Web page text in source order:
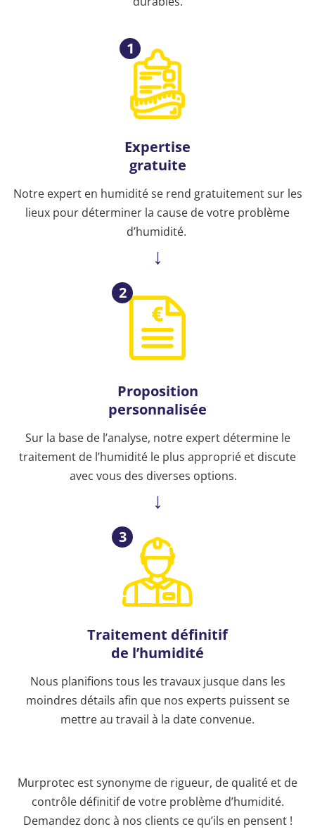
1
Expertise
gratuite
Notre expert en humidité se rend gratuitement sur les
lieux pour déterminer la cause de votre problème
d’humidité.
2
Proposition
personnalisée
Sur la base de l’analyse, notre expert détermine le
traitement de l’humidité le plus approprié et discute
avec vous des diverses options.
3
Traitement définitif
de l’humidité
Nous planifions tous les travaux jusque dans les
moindres détails afin que nos experts puissent se
mettre au travail à la date convenue.
Murprotec est synonyme de rigueur, de qualité et de
contrôle définitif de votre problème d’humidité.
Demandez donc à nos clients ce qu’ils en pensent !